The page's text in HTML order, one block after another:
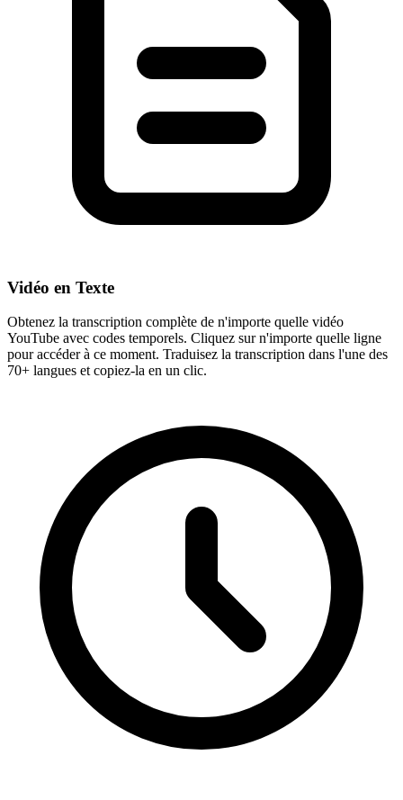
Vidéo en Texte
Obtenez la transcription complète de n'importe quelle vidéo
YouTube avec codes temporels. Cliquez sur n'importe quelle ligne
pour accéder à ce moment. Traduisez la transcription dans l'une des
70+ langues et copiez-la en un clic.